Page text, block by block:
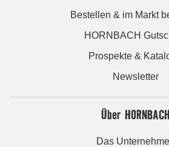
Bestellen & im Markt
HORNBACH
Prospekte &
Newsletter
Über HORNBACH
Das